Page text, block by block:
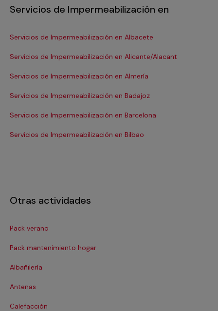
Servicios de Impermeabilización en
Servicios de Impermeabilización en Albacete
Servicios de Impermeabilización en Alicante/Alacant
Servicios de Impermeabilización en Almería
Servicios de Impermeabilización en Badajoz
Servicios de Impermeabilización en Barcelona
Servicios de Impermeabilización en Bilbao
Otras actividades
Pack verano
Pack mantenimiento hogar
Albañilería
Antenas
Calefacción